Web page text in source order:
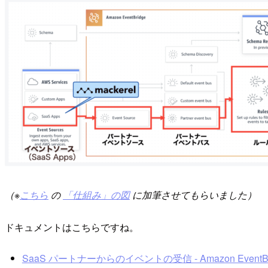
（※こちら の 「仕組み」の図に加筆させてもらいました）
ドキュメントはこちらですね。
SaaS パートナーからのイベントの受信 - Amazon